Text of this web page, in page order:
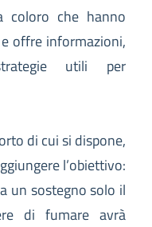
coloro che hanno
e offre informazioni,
utili per
di cui si dispone,
l’obiettivo:
un sostegno solo il
di fumare avrà